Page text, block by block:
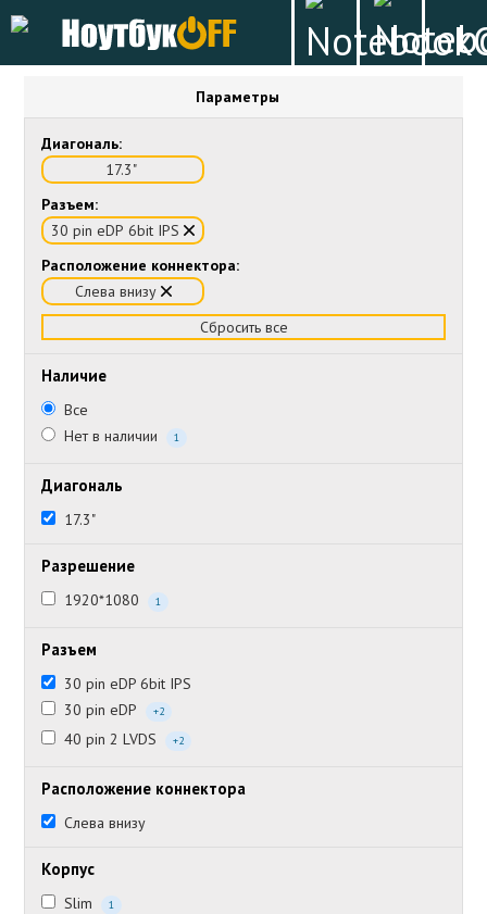
Параметры
Диагональ:
17.3"
Разъем:
30 pin eDP 6bit IPS
Расположение коннектора:
Слева внизу
Сбросить все
Наличие
Все
Нет в наличии
1
Диагональ
17.3"
Разрешение
1920*1080 1
Разъем
30 pin eDP 6bit IPS
30 pin eDP
+2
40 pin 2 LVDS +2
Расположение коннектора
Слева внизу
Корпус
Slim 1